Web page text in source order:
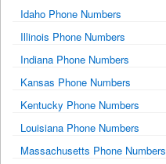
Idaho Phone Numbers
Illinois Phone Numbers
Indiana Phone Numbers
Kansas Phone Numbers
Kentucky Phone Numbers
Louisiana Phone Numbers
Massachusetts Phone Numbers